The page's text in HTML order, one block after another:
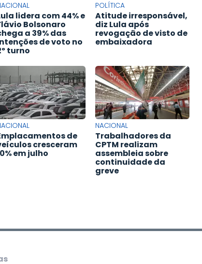
lidera com 44% e
Bolsonaro
a 39% das
de voto no
turno
POLÍTICA
Atitude irresponsável,
diz Lula após
revogação de visto de
embaixadora
de
cresceram
em julho
NACIONAL
Trabalhadores da
CPTM realizam
assembleia sobre
continuidade da
greve